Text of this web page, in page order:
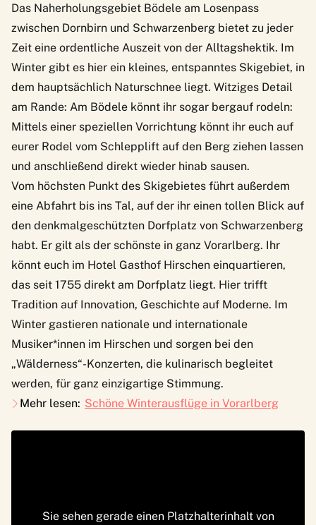
Das Naherholungsgebiet Bödele am Losenpass
zwischen Dornbirn und Schwarzenberg bietet zu jeder
Zeit eine ordentliche Auszeit von der Alltagshektik. Im
Winter gibt es hier ein kleines, entspanntes Skigebiet, in
dem hauptsächlich Naturschnee liegt. Witziges Detail
am Rande: Am Bödele könnt ihr sogar bergauf rodeln:
Mittels einer speziellen Vorrichtung könnt ihr euch auf
eurer Rodel vom Schlepplift auf den Berg ziehen lassen
und anschließend direkt wieder hinab sausen.
Vom höchsten Punkt des Skigebietes führt außerdem
eine Abfahrt bis ins Tal, auf der ihr einen tollen Blick auf
den denkmalgeschützten Dorfplatz von Schwarzenberg
habt. Er gilt als der schönste in ganz Vorarlberg. Ihr
könnt euch im Hotel Gasthof Hirschen einquartieren,
das seit 1755 direkt am Dorfplatz liegt. Hier trifft
Tradition auf Innovation, Geschichte auf Moderne. Im
Winter gastieren nationale und internationale
Musiker*innen im Hirschen und sorgen bei den
„Wälderness“-Konzerten, die kulinarisch begleitet
werden, für ganz einzigartige Stimmung.
Mehr lesen: Schöne Winterausflüge in Vorarlberg
Sie sehen gerade einen Platzhalterinhalt von